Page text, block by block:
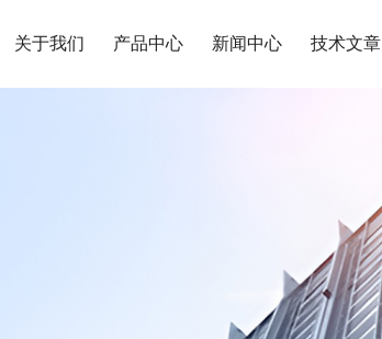
关于我们 产品中心 新闻中心 技术文章